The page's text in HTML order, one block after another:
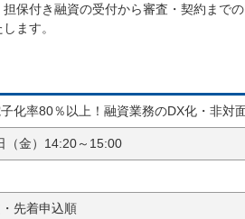
保付き融資の受付から審査・契約までの
ます。
化率80％以上！融資業務のDX化・非対
（金）14:20～15:00
先着申込順